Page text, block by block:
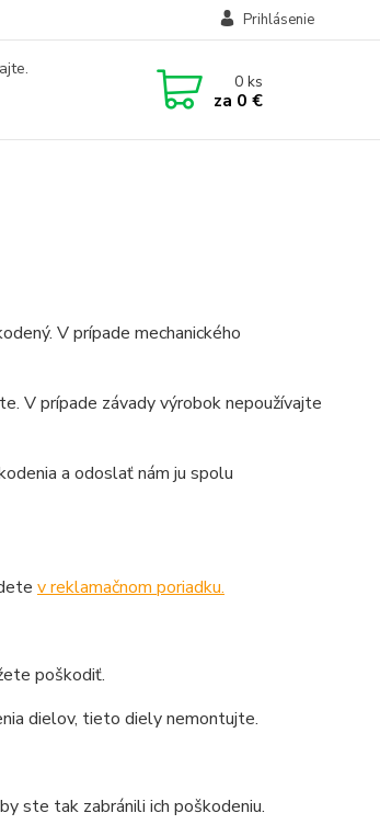
Prihlásenie
0ks
za 0 €
V prípade mechanického
V prípade závady výrobok nepoužívajte
a odoslať nám ju spolu
v reklamačnom poriadku.
poškodiť.
dielov, tieto diely nemontujte.
ste tak zabránili ich poškodeniu.